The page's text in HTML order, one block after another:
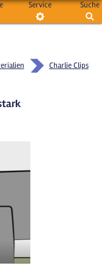
Service Suche
Charlie Clips